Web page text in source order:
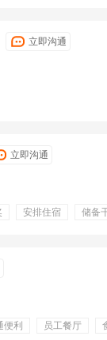
立即沟通
立即沟通
安排住宿
储备
便利 员工餐厅